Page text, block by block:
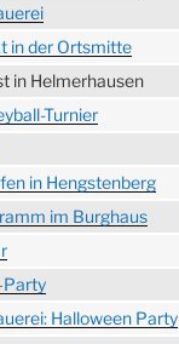
in der Ortsmitte
in Helmerhausen
Turnier
in Hengstenberg
im Burghaus
Halloween Party